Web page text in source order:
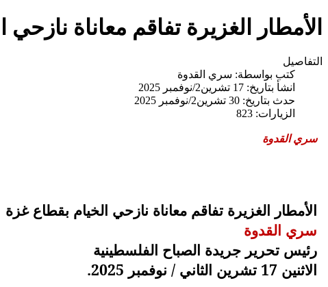
الأمطار الغزيرة تفاقم معاناة
التفاصيل
كتب بواسطة: سري القدوة
انشأ بتاريخ: 17 تشرين2/نوفمبر 2025
حدث بتاريخ: 30 تشرين2/نوفمبر 2025
الزيارات: 823
سري القدوة
الأمطار الغزيرة تفاقم معاناة نازحي الخيام بقطاع غزة
سري القدوة
رئيس تحرير جريدة الصباح الفلسطينية
الاثنين 17 تشرين الثاني / نوفمبر 2025.